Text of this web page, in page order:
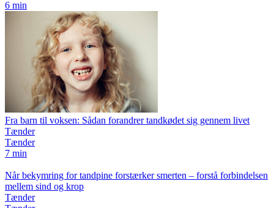
6 min
Fra barn til voksen: Sådan forandrer tandkødet sig gennem livet
Tænder
Tænder
7 min
Når bekymring for tandpine forstærker smerten – forstå forbindelsen
mellem sind og krop
Tænder